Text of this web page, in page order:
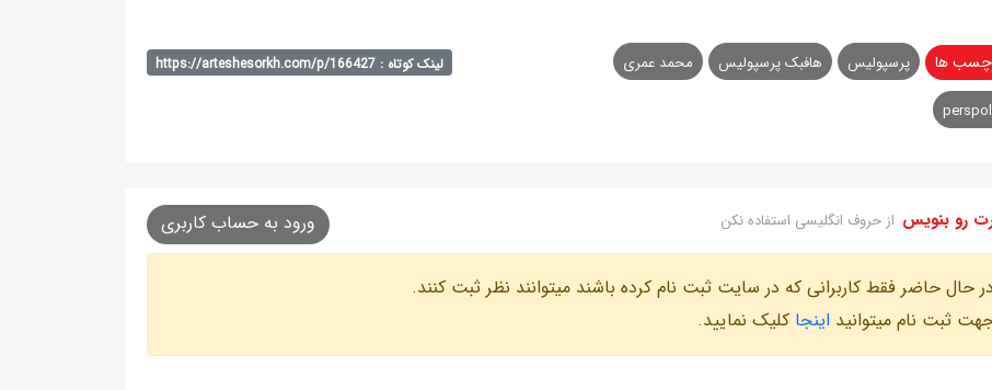
ها پرسپولیس هافبک پرسپولیس محمد عمری لینک کوتاه : https://arteshesorkh.com/p/166427
رو بنویس از حروف انگلیسی استفاده نکن ورود به حساب کاربری
در حال حاضر فقط کاربرانی که در سایت ثبت نام کرده باشند میتوانند نظر ثبت کنند.
ثبت نام میتوانید اینجا کلیک نمایید.